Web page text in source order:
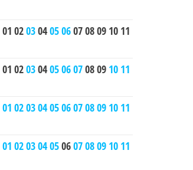
01 0203040506070809 10 11
01 0203040506070809 10 11
01 0203040506070809 10 11
01 0203040506070809 10 11